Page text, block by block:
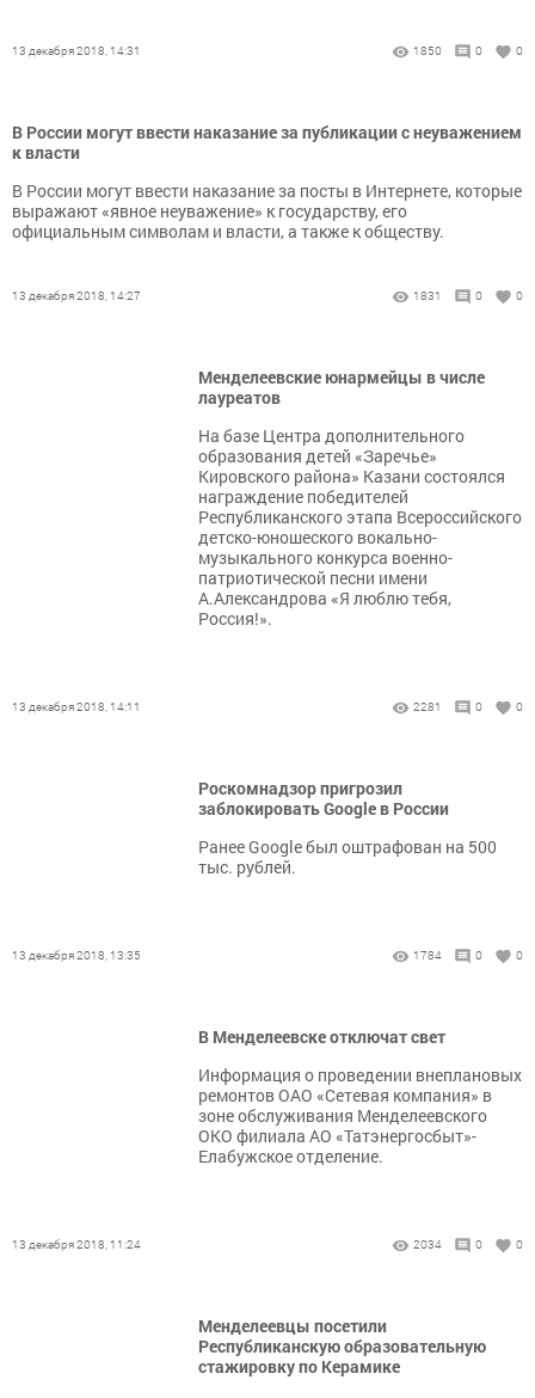
13 декабря 2018, 14:31 1850 0 0
В России могут ввести наказание за публикации с неуважением
к власти
В России могут ввести наказание за посты в Интернете, которые
выражают «явное неуважение» к государству, его
официальным символам и власти, а также к обществу.
13 декабря 2018, 14:27 1831 0 0
Менделеевские юнармейцы в числе
лауреатов
На базе Центра дополнительного
образования детей «Заречье»
Кировского района» Казани состоялся
награждение победителей
Республиканского этапа Всероссийского
детско-юношеского вокально-
музыкального конкурса военно-
патриотической песни имени
А.Александрова «Я люблю тебя,
Россия!».
13 декабря 2018, 14:11 2281 0 0
Роскомнадзор пригрозил
заблокировать Google в России
Ранее Google был оштрафован на 500
тыс. рублей.
13 декабря 2018, 13:35 1784 0 0
В Менделеевске отключат свет
Информация о проведении внеплановых
ремонтов ОАО «Сетевая компания» в
зоне обслуживания Менделеевского
ОКО филиала АО «Татэнергосбыт»-
Елабужское отделение.
13 декабря 2018, 11:24 2034 0 0
Менделеевцы посетили
Республиканскую образовательную
стажировку по Керамике